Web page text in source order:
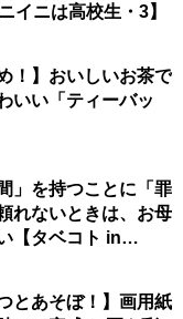
イニは高校生・3】
！】おいしいお茶で
いい「ティーバッ
」を持つことに「罪
れないときは、お母
【タベコト in
とあそぼ！】画用紙